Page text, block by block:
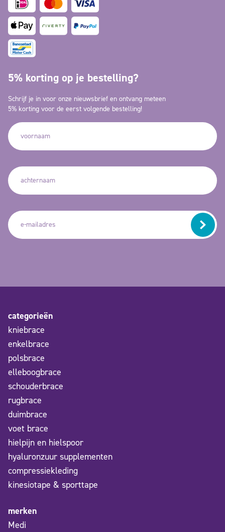
5% korting op je bestelling?
Schrijf je in voor onze nieuwsbrief en ontvang meteen
5% korting voor de eerst volgende bestelling!
categorieën
kniebrace
enkelbrace
polsbrace
elleboogbrace
schouderbrace
rugbrace
duimbrace
voet brace
hielpijn en hielspoor
hyaluronzuur supplementen
compressiekleding
kinesiotape & sporttape
merken
Medi